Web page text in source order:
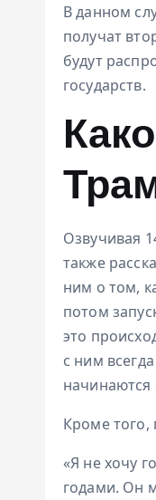
В данном
получат
будут
государств.
Озвучивая
также
ним о том,
потом
это
с ним
начинаются
Кроме того,
«Я не хочу
годами. Он